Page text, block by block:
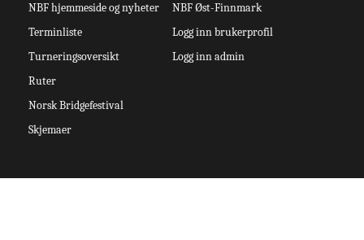
NBF hjemmeside og nyheter
Terminliste
Turneringsoversikt
Ruter
Norsk Bridgefestival
Skjemaer
NBF Øst-Finnmark
Logg inn brukerprofil
Logg inn admin